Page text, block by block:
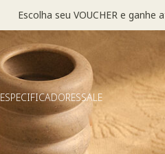
*Válido por
ESPECIFICADORESSALE